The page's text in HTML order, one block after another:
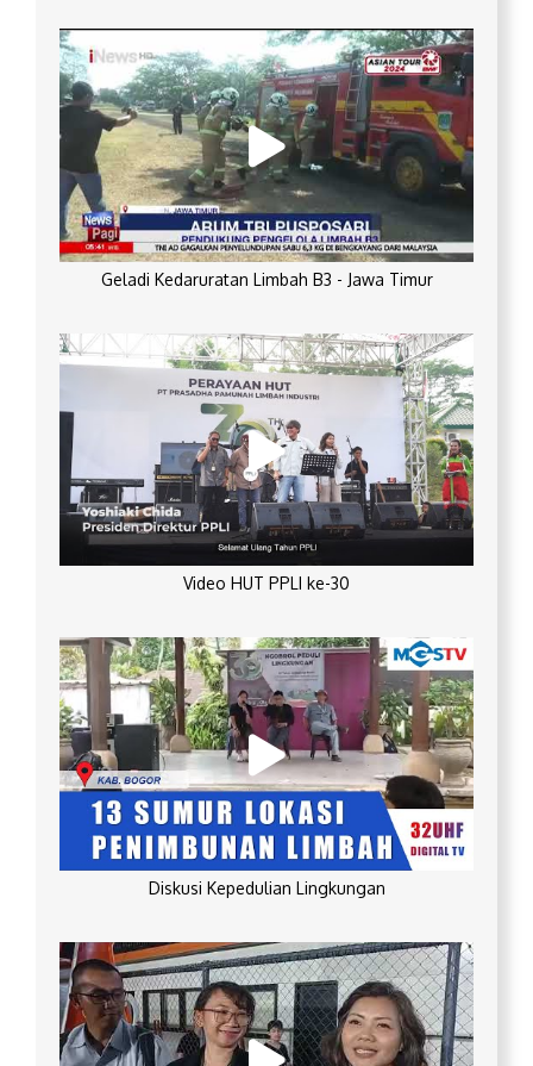
Geladi Kedaruratan Limbah B3 - Jawa Timur
Video HUT PPLI ke-30
Diskusi Kepedulian Lingkungan